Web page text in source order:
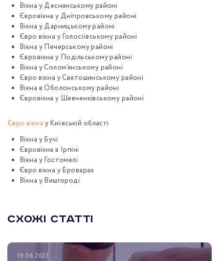
Вікна у Деснянському районі
Євровікна у Дніпровському районі
Вікна у Дарницькому районі
Євро вікна у Голосіївському районі
Вікна у Печерському районі
Євровікна у Подільському районі
Вікна у Солом’янському районі
Євро вікна у Святошинському районі
Вікна в Оболонському районі
Євровікна у Шевченківському районі
Євро вікна у Київській області
Вікна у Бучі
Євровікна в Ірпіні
Вікна у Гостомелі
Євро вікна у Броварах
Вікна у Вишгороді
СХОЖІ СТАТТІ
19.06.2023